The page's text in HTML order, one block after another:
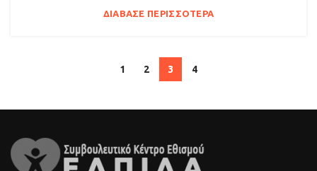
ΔΙΆΒΑΣΕ ΠΕΡΙΣΣΌΤΕΡΑ
1 2 3 4